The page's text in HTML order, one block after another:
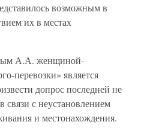
возможным в
их в местах
А.А. женщиной-
перевозки» является
допрос последней не
с неустановлением
и местонахождения.